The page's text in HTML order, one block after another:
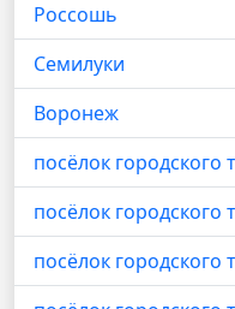
Россошь
Семилуки
Воронеж
посёлок городского
посёлок городского
посёлок городского